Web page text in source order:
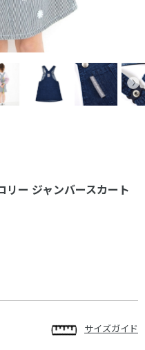
リー ジャンバースカート
サイズガイド